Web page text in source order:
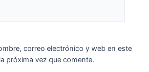
correo electrónico y web en este
próxima vez que comente.